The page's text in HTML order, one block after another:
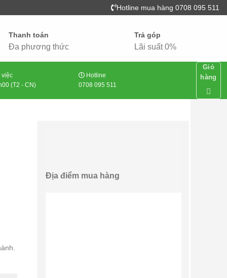
Hotline mua hàng 0708 095 511
Thanh toán
Đa phương thức
Trả góp
Lãi suất 0%
(T2 - CN)
Hotline
0708 095 511
Giỏ
hàng
Địa điểm mua hàng